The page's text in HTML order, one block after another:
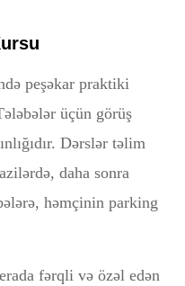
peşəkar praktiki
üçün görüş
Dərslər təlim
daha sonra
həmçinin parking
fərqli və özəl edən